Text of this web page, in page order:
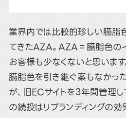
業界内では比較的珍しい臙脂
てきたAZA。AZA＝臙脂色の
お客様も少なくないと思います
臙脂色を引き継ぐ案もなかっ
が、旧ECサイトを3年間管理
の続投はリブランディングの